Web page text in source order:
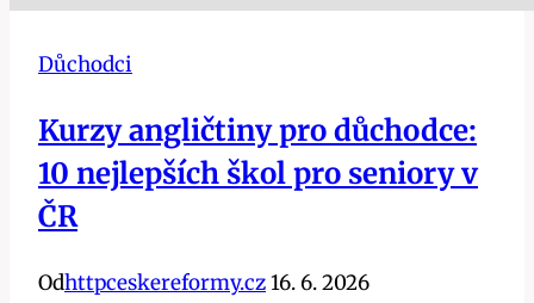
Důchodci
Kurzy angličtiny pro důchodce:
10 nejlepších škol pro seniory v
ČR
Odhttpceskereformy.cz16. 6. 2026